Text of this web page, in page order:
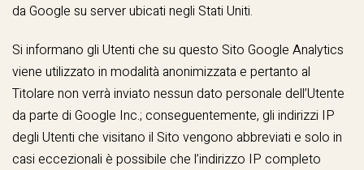
da Google su server ubicati negli Stati Uniti.
Si informano gli Utenti che su questo Sito Google Analytics
viene utilizzato in modalità anonimizzata e pertanto al
Titolare non verrà inviato nessun dato personale dell’Utente
da parte di Google Inc.; conseguentemente, gli indirizzi IP
degli Utenti che visitano il Sito vengono abbreviati e solo in
casi eccezionali è possibile che l’indirizzo IP completo